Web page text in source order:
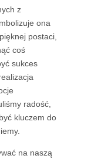
z
ona
postaci,
coś
sukces
radość,
kluczem do
na naszą